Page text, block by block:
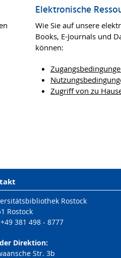
Elektronische
Wie Sie auf unsere
Books, E-Journals und
können:
Zugriff von zu
Rostock
Rostock
381 498 - 8777
Direktion:
Str. 3b